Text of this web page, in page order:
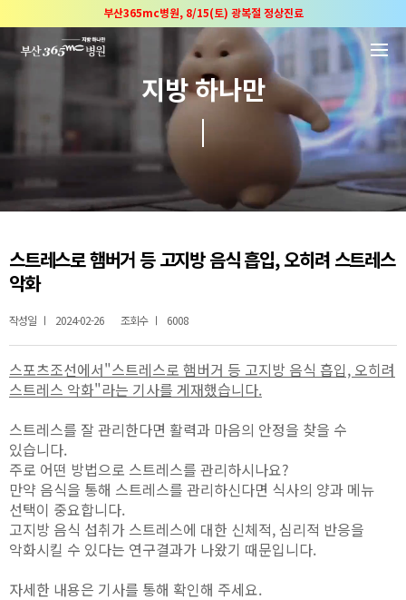
부산365mc병원, 8/15(토) 광복절 정상진료
부산365mc병원, 2년 연속 "Awards 2관왕" 수상
2025 "부산365mc 보건복지부 장관상" 수상!
부산365mc병원, 8/15(토) 광복절 정상진료
부산365mc병원, 2년 연속 "Awards 2관왕" 수상
2025 "부산365mc 보건복지부 장관상" 수상!
지방 하나만
스트레스로 햄버거 등 고지방 음식 흡입, 오히려 스트레스
악화
작성일 2024-02-26 조회수 6008
스포츠조선에서"스트레스로 햄버거 등 고지방 음식 흡입, 오히려
스트레스 악화"라는 기사를 게재했습니다.
스트레스를 잘 관리한다면 활력과 마음의 안정을 찾을 수
있습니다.
주로 어떤 방법으로 스트레스를 관리하시나요?
만약 음식을 통해 스트레스를 관리하신다면 식사의 양과 메뉴
선택이 중요합니다.
고지방 음식 섭취가 스트레스에 대한 신체적, 심리적 반응을
악화시킬 수 있다는 연구결과가 나왔기 때문입니다.
자세한 내용은 기사를 통해 확인해 주세요.